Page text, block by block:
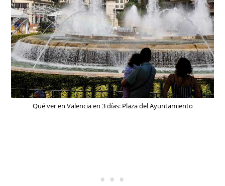
Qué ver en Valencia en 3 días: Plaza del Ayuntamiento